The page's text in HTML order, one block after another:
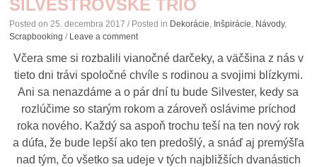
SILVESTROVSKÉ TRIO
Posted on25. decembra 2017 / Posted in Dekorácie, Inšpirácie, Návody,
Scrapbooking / Leave a comment
Včera sme si rozbalili vianočné darčeky, a väčšina z nás v
tieto dni trávi spoločné chvíle s rodinou a svojimi blízkymi.
Ani sa nenazdáme a o pár dní tu bude Silvester, kedy sa
rozlúčime so starým rokom a zároveň oslávime príchod
roka nového. Každý sa aspoň trochu teší na ten nový rok
a dúfa, že bude lepší ako ten predošlý, a snáď aj premýšľa
nad tým, čo všetko sa udeje v tých najbližších dvanástich